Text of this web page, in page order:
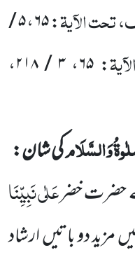
تحت الآیۃ
: ۶۵، ۵ /
: ۶۵، ۳ / ۲۱۸،
وَالسَّلَامکی شان:
حضرت خضرعَلٰی نَبِیِّنَا
مزید دو باتیںارشاد